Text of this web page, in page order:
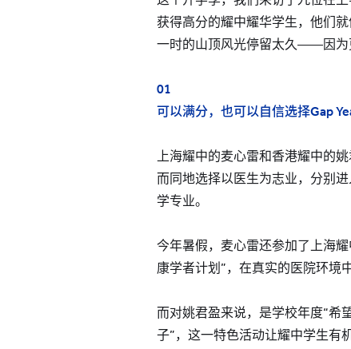
获得高分的耀中耀华学生，他们
一时的山顶风光停留太久——因为
01
可以满分，也可以自信选择Gap
上海耀中的麦心雷和香港耀中的
而同地选择以医生为志业，分别
学专业。
今年暑假，麦心雷还参加了上海
康学者计划”，在真实的医院环境
而对姚君盈来说，是学校年度“希
子”，这一特色活动让耀中学生有